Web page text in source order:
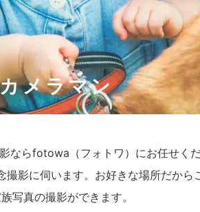
メラマン
ならfotowa（フォトワ）にお任せくだ
影に伺います。お好きな場所だから
写真の撮影ができます。